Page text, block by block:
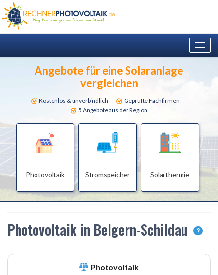
Angebote für eine Solaranlage
vergleichen
Kostenlos & unverbindlich
Geprüfte Fachfirmen
5 Angebote aus der Region
Photovoltaik Stromspeicher Solarthermie
Photovoltaik in Belgern-Schildau ?
Photovoltaik